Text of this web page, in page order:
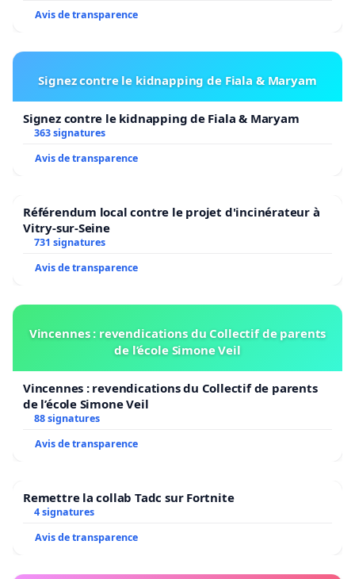
Avis de transparence
Signez contre le kidnapping de Fiala & Maryam
Signez contre le kidnapping de Fiala & Maryam
363 signatures
Avis de transparence
Référendum local contre le projet d'incinérateur à
Vitry-sur-Seine
731 signatures
Avis de transparence
Vincennes : revendications du Collectif de parents
de l’école Simone Veil
Vincennes : revendications du Collectif de parents
de l’école Simone Veil
88 signatures
Avis de transparence
Remettre la collab Tadc sur Fortnite
4 signatures
Avis de transparence